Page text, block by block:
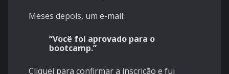
Meses depois, um e-mail:
“Você foi aprovado para o
bootcamp.”
Cliquei para confirmar a inscrição e fui